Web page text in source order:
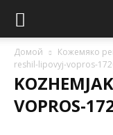
Домой Кожемяко
reshil-lipovyj-vopros-
VOPROS-